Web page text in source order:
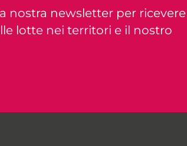
nostra newsletter per ricevere
lotte nei territori e il nostro